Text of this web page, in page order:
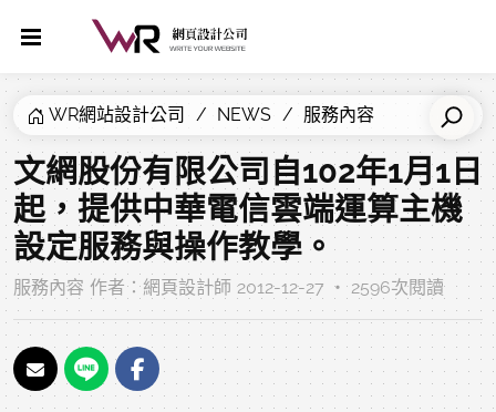
WR網站設計公司 NEWS 服務內容
文網股份有限公司自102年1月1日
起，提供中華電信雲端運算主機
設定服務與操作教學。
服務內容 作者：網頁設計師 2012-12-27 ‧ 2596次閱讀